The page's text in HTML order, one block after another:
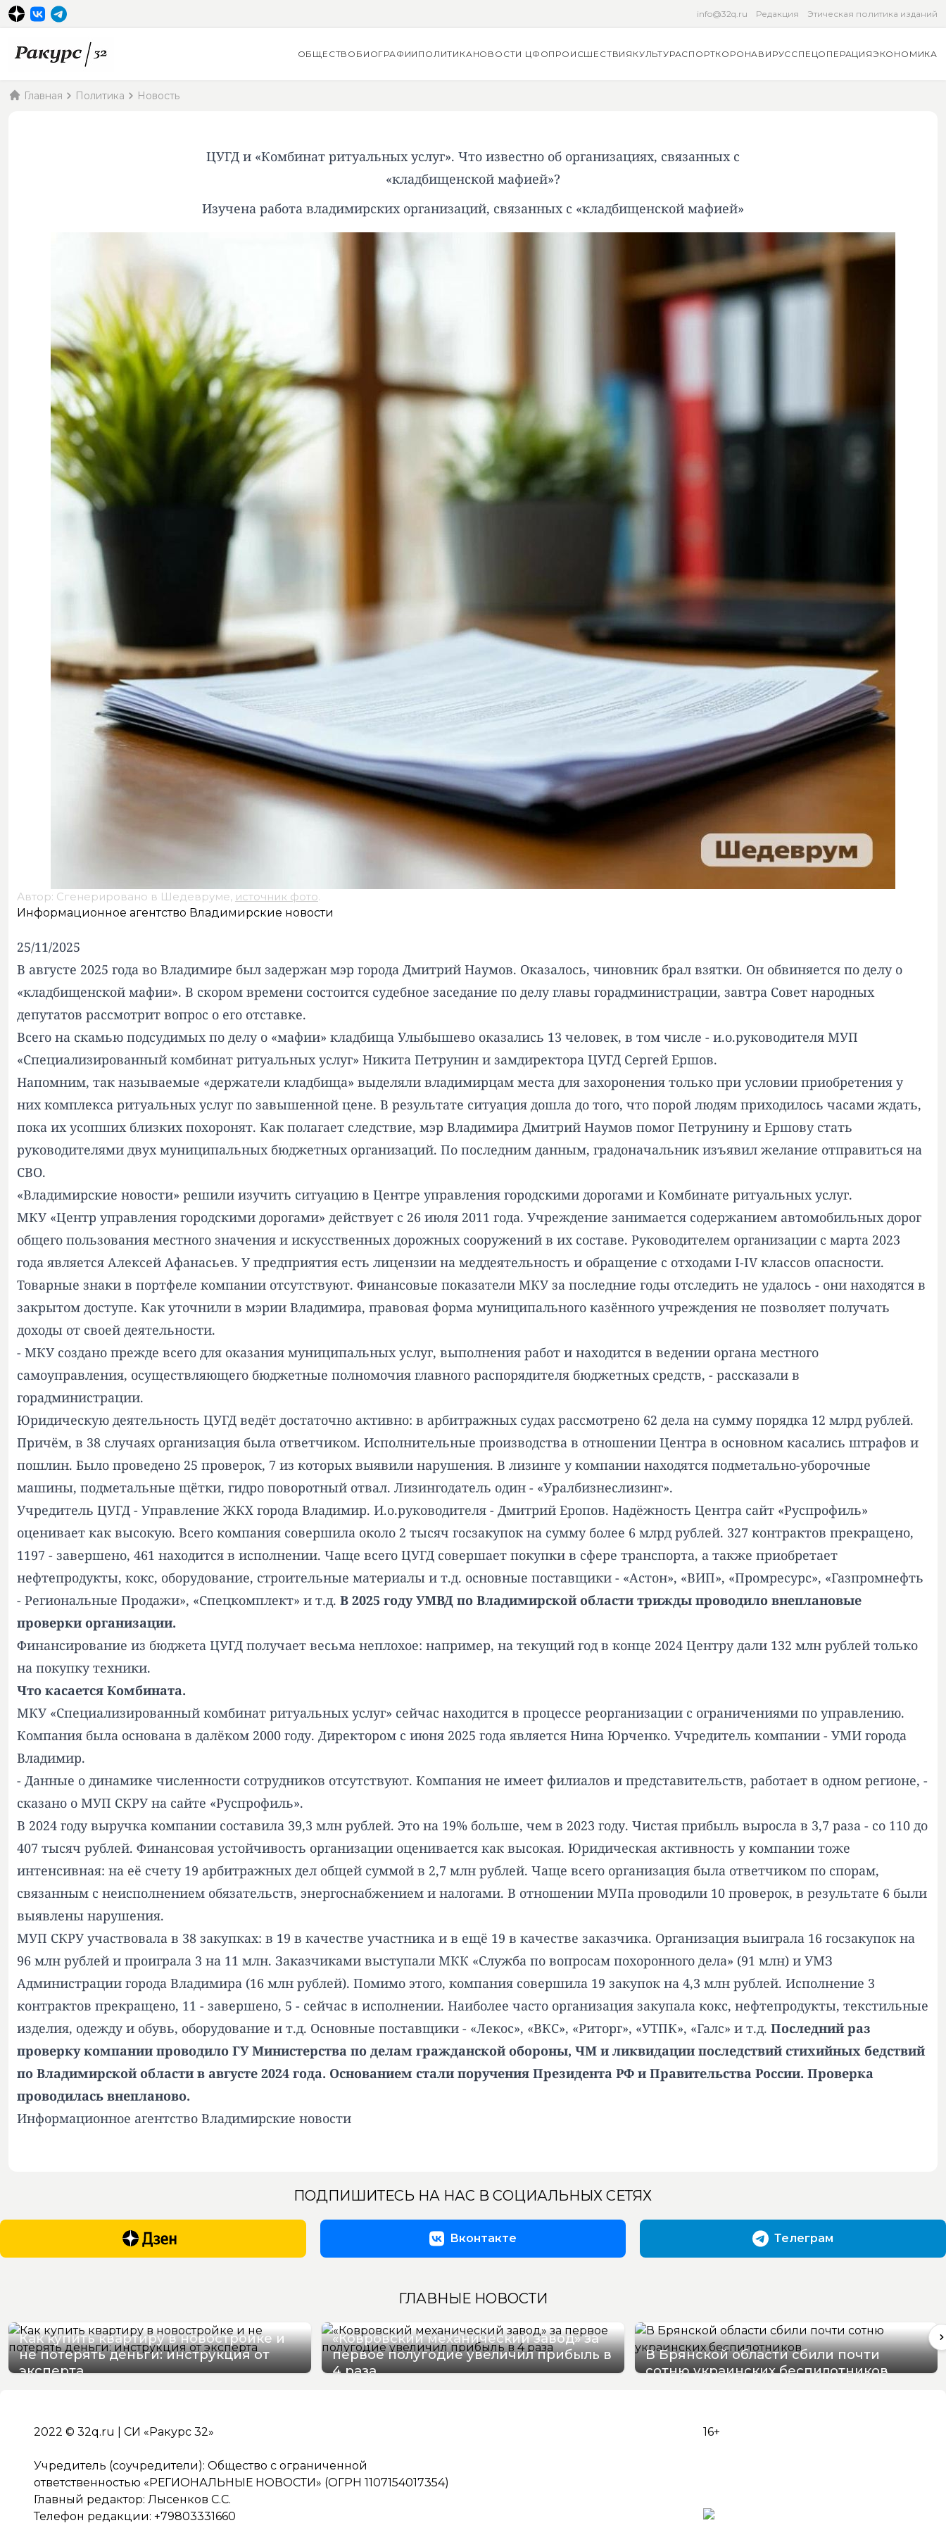
info@32q.ru Редакция Этическая политика изданий
ОБЩЕСТВО БИОГРАФИИ ПОЛИТИКАНОВОСТИ ЦФОПРОИСШЕСТВИЯ КУЛЬТУРАСПОРТКОРОНАВИРУССПЕЦОПЕРАЦИЯЭКОНОМИКА
Главная Политика Новость
ЦУГД и «Комбинат ритуальных услуг». Что известно об организациях, связанных с
«кладбищенской мафией»?
Изучена работа владимирских организаций, связанных с «кладбищенской мафией»
Автор: Сгенерировано в Шедевруме, источник фото.
Информационное агентство Владимирские новости
25/11/2025
В августе 2025 года во Владимире был задержан мэр города Дмитрий Наумов. Оказалось, чиновник брал взятки. Он обвиняется по делу о
«кладбищенской мафии». В скором времени состоится судебное заседание по делу главы горадминистрации, завтра Совет народных
депутатов рассмотрит вопрос о его отставке.
Всего на скамью подсудимых по делу о «мафии» кладбища Улыбышево оказались 13 человек, в том числе - и.о.руководителя МУП
«Специализированный комбинат ритуальных услуг» Никита Петрунин и замдиректора ЦУГД Сергей Ершов.
Напомним, так называемые «держатели кладбища» выделяли владимирцам места для захоронения только при условии приобретения у
них комплекса ритуальных услуг по завышенной цене. В результате ситуация дошла до того, что порой людям приходилось часами ждать,
пока их усопших близких похоронят. Как полагает следствие, мэр Владимира Дмитрий Наумов помог Петрунину и Ершову стать
руководителями двух муниципальных бюджетных организаций. По последним данным, градоначальник изъявил желание отправиться на
СВО.
«Владимирские новости» решили изучить ситуацию в Центре управления городскими дорогами и Комбинате ритуальных услуг.
МКУ «Центр управления городскими дорогами» действует с 26 июля 2011 года. Учреждение занимается содержанием автомобильных дорог
общего пользования местного значения и искусственных дорожных сооружений в их составе. Руководителем организации с марта 2023
года является Алексей Афанасьев. У предприятия есть лицензии на меддеятельность и обращение с отходами I-IV классов опасности.
Товарные знаки в портфеле компании отсутствуют. Финансовые показатели МКУ за последние годы отследить не удалось - они находятся в
закрытом доступе. Как уточнили в мэрии Владимира, правовая форма муниципального казённого учреждения не позволяет получать
доходы от своей деятельности.
- МКУ создано прежде всего для оказания муниципальных услуг, выполнения работ и находится в ведении органа местного
самоуправления, осуществляющего бюджетные полномочия главного распорядителя бюджетных средств, - рассказали в
горадминистрации.
Юридическую деятельность ЦУГД ведёт достаточно активно: в арбитражных судах рассмотрено 62 дела на сумму порядка 12 млрд рублей.
Причём, в 38 случаях организация была ответчиком. Исполнительные производства в отношении Центра в основном касались штрафов и
пошлин. Было проведено 25 проверок, 7 из которых выявили нарушения. В лизинге у компании находятся подметально-уборочные
машины, подметальные щётки, гидро поворотный отвал. Лизингодатель один - «Уралбизнеслизинг».
Учредитель ЦУГД - Управление ЖКХ города Владимир. И.о.руководителя - Дмитрий Еропов. Надёжность Центра сайт «Руспрофиль»
оценивает как высокую. Всего компания совершила около 2 тысяч госзакупок на сумму более 6 млрд рублей. 327 контрактов прекращено,
1197 - завершено, 461 находится в исполнении. Чаще всего ЦУГД совершает покупки в сфере транспорта, а также приобретает
нефтепродукты, кокс, оборудование, строительные материалы и т.д. основные поставщики - «Астон», «ВИП», «Промресурс», «Газпромнефть
- Региональные Продажи», «Спецкомплект» и т.д. В 2025 году УМВД по Владимирской области трижды проводило внеплановые
проверки организации.
Финансирование из бюджета ЦУГД получает весьма неплохое: например, на текущий год в конце 2024 Центру дали 132 млн рублей только
на покупку техники.
Что касается Комбината.
МКУ «Специализированный комбинат ритуальных услуг» сейчас находится в процессе реорганизации с ограничениями по управлению.
Компания была основана в далёком 2000 году. Директором с июня 2025 года является Нина Юрченко. Учредитель компании - УМИ города
Владимир.
- Данные о динамике численности сотрудников отсутствуют. Компания не имеет филиалов и представительств, работает в одном регионе, -
сказано о МУП СКРУ на сайте «Руспрофиль».
В 2024 году выручка компании составила 39,3 млн рублей. Это на 19% больше, чем в 2023 году. Чистая прибыль выросла в 3,7 раза - со 110 до
407 тысяч рублей. Финансовая устойчивость организации оценивается как высокая. Юридическая активность у компании тоже
интенсивная: на её счету 19 арбитражных дел общей суммой в 2,7 млн рублей. Чаще всего организация была ответчиком по спорам,
связанным с неисполнением обязательств, энергоснабжением и налогами. В отношении МУПа проводили 10 проверок, в результате 6 были
выявлены нарушения.
МУП СКРУ участвовала в 38 закупках: в 19 в качестве участника и в ещё 19 в качестве заказчика. Организация выиграла 16 госзакупок на
96 млн рублей и проиграла 3 на 11 млн. Заказчиками выступали МКК «Служба по вопросам похоронного дела» (91 млн) и УМЗ
Администрации города Владимира (16 млн рублей). Помимо этого, компания совершила 19 закупок на 4,3 млн рублей. Исполнение 3
контрактов прекращено, 11 - завершено, 5 - сейчас в исполнении. Наиболее часто организация закупала кокс, нефтепродукты, текстильные
изделия, одежду и обувь, оборудование и т.д. Основные поставщики - «Лекос», «ВКС», «Риторг», «УТПК», «Галс» и т.д. Последний раз
проверку компании проводило ГУ Министерства по делам гражданской обороны, ЧМ и ликвидации последствий стихийных бедствий
по Владимирской области в августе 2024 года. Основанием стали поручения Президента РФ и Правительства России. Проверка
проводилась внепланово.
Информационное агентство Владимирские новости
ПОДПИШИТЕСЬ НА НАС В СОЦИАЛЬНЫХ СЕТЯХ
Вконтакте Телеграм
ГЛАВНЫЕ НОВОСТИ
Как купить квартиру в новостройке и
не потерять деньги: инструкция от
эксперта
«Ковровский механический завод» за
первое полугодие увеличил прибыль в
4 раза
В Брянской области сбили почти
сотню украинских беспилотников
2022 © 32q.ru | СИ «Ракурс 32»
Учредитель (соучредители): Общество с ограниченной
ответственностью «РЕГИОНАЛЬНЫЕ НОВОСТИ» (ОГРН 1107154017354)
Главный редактор: Лысенков С.С.
Телефон редакции: +79803331660
16+